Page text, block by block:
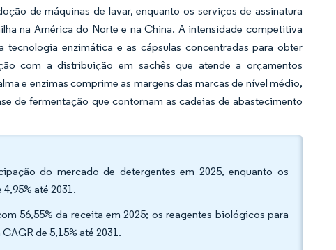
de máquinas de lavar, enquanto os serviços de assinatura
na América do Norte e na China. A intensidade competitiva
tecnologia enzimática e as cápsulas concentradas para obter
com a distribuição em sachês que atende a orçamentos
e enzimas comprime as margens das marcas de nível médio,
de fermentação que contornam as cadeias de abastecimento
do mercado de detergentes em 2025, enquanto os
até 2031.
56,55% da receita em 2025; os reagentes biológicos para
de 5,15% até 2031.